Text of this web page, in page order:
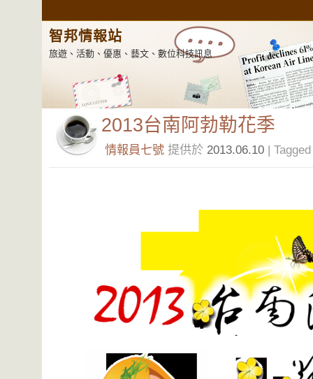
智邦情報站
旅遊、活動、優惠、藝文、數位科技訊息
2013台南阿勃勒花季
情報員七號 提供於 2013.06.10 |